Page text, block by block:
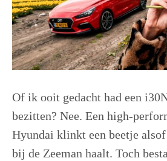
Of ik ooit gedacht had een
bezitten? Nee. Een high-
Hyundai klinkt een beetje
bij de Zeeman haalt. Toch